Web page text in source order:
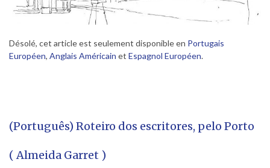
Désolé, cet article est seulement disponible en Portugais
Européen, Anglais Américain et Espagnol Européen.
(Português) Roteiro dos escritores, pelo Porto
( Almeida Garret )